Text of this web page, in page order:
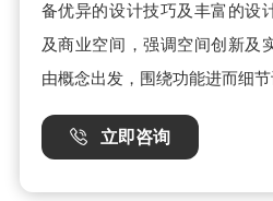
备优异的设计技巧及丰富的设
及商业空间，强调空间创新及
由概念出发，围绕功能进而细节
立即咨询